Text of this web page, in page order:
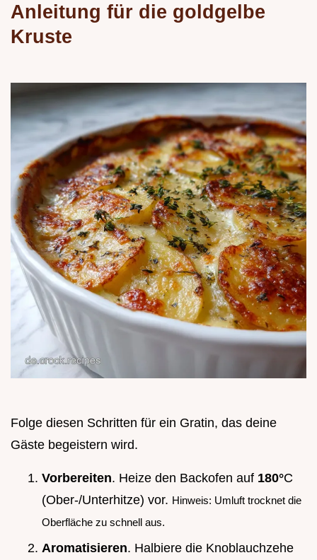
Anleitung für die goldgelbe
Kruste
Folge diesen Schritten für ein Gratin, das deine
Gäste begeistern wird.
Vorbereiten. Heize den Backofen auf 180°C
(Ober-/Unterhitze) vor. Hinweis: Umluft trocknet die
Oberfläche zu schnell aus.
Aromatisieren. Halbiere die Knoblauchzehe